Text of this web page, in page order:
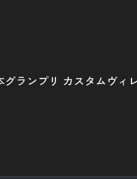
ランプリ カスタムヴ